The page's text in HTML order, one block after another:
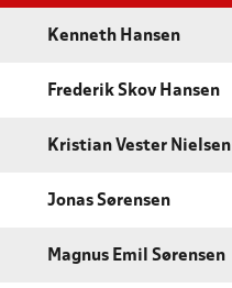
Kenneth Hansen
Frederik Skov Hansen
Kristian Vester Nielsen
Jonas Sørensen
Magnus Emil Sørensen